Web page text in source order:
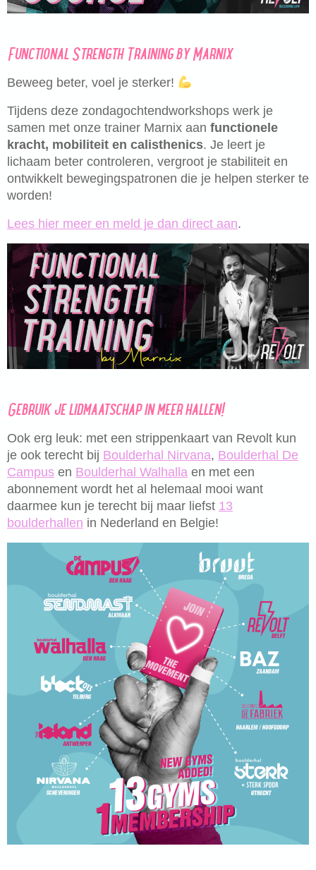
Functional Strength Training by Marnix
Beweeg beter, voel je sterker!
Tijdens deze zondagochtendworkshops werk je
samen met onze trainer Marnix aan functionele
kracht, mobiliteit en calisthenics. Je leert je
lichaam beter controleren, vergroot je stabiliteit en
ontwikkelt bewegingspatronen die je helpen sterker te
worden!
Lees hier meer en meld je dan direct aan.
Gebruik je lidmaatschap in meer hallen!
Ook erg leuk: met een strippenkaart van Revolt kun
je ook terecht bij Boulderhal Nirvana, Boulderhal De
Campus en Boulderhal Walhalla en met een
abonnement wordt het al helemaal mooi want
daarmee kun je terecht bij maar liefst 13
boulderhallen in Nederland en Belgie!